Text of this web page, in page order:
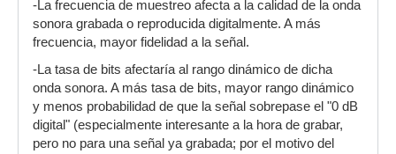
-La frecuencia de muestreo afecta a la calidad de la onda
sonora grabada o reproducida digitalmente. A más
frecuencia, mayor fidelidad a la señal.
-La tasa de bits afectaría al rango dinámico de dicha
onda sonora. A más tasa de bits, mayor rango dinámico
y menos probabilidad de que la señal sobrepase el "0 dB
digital" (especialmente interesante a la hora de grabar,
pero no para una señal ya grabada; por el motivo del